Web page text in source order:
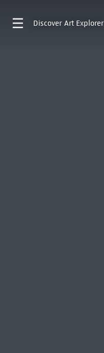
Discover Art Explorer